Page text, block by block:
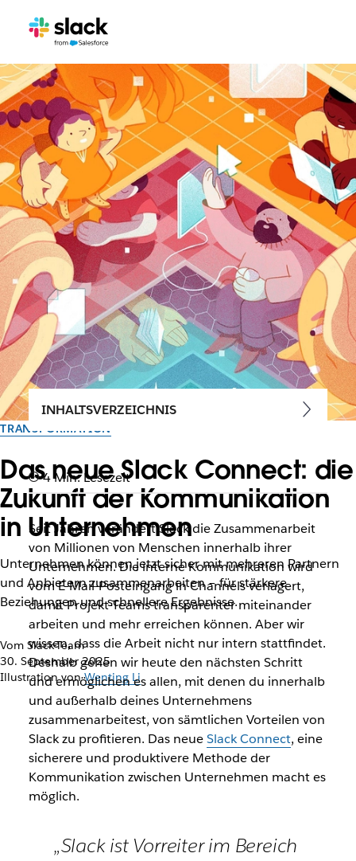
TRANSFORMATION
Das neue Slack Connect: die
Zukunft der Kommunikation
in Unternehmen
Unternehmen können jetzt sicher mit mehreren Partnern
und Anbietern zusammenarbeiten – für stärkere
Beziehungen und schnellere Ergebnisse.
Vom Slack-Team
30. September 2025
Illustration vonWenting Li
INHALTSVERZEICHNIS
4 Min. Lesezeit
Seit Jahren verändert Slack die Zusammenarbeit
von Millionen von Menschen innerhalb ihrer
Unternehmen. Die interne Kommunikation wird
vom E-Mail-Posteingang in Channels verlagert,
damit Projekt-Teams transparenter miteinander
arbeiten und mehr erreichen können. Aber wir
wissen, dass die Arbeit nicht nur intern stattfindet.
Deshalb gehen wir heute den nächsten Schritt
und ermöglichen es allen, mit denen du innerhalb
und außerhalb deines Unternehmens
zusammenarbeitest, von sämtlichen Vorteilen von
Slack zu profitieren. Das neueSlack Connect, eine
sicherere und produktivere Methode der
Kommunikation zwischen Unternehmen macht es
möglich.
„Slack ist Vorreiter im Bereich